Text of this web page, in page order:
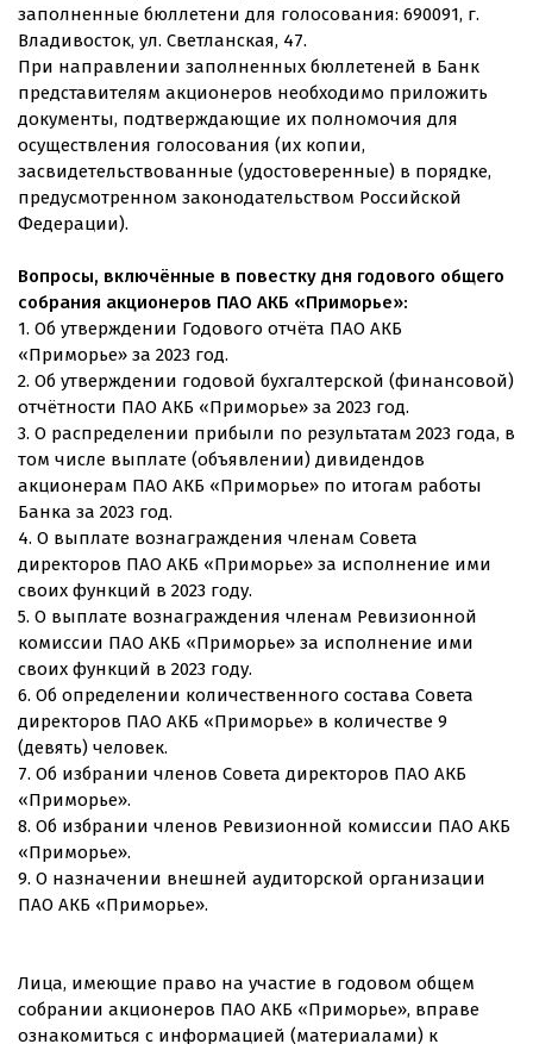
заполненные бюллетени для голосования: 690091, г.
Владивосток, ул. Светланская, 47.
При направлении заполненных бюллетеней в Банк
представителям акционеров необходимо приложить
документы, подтверждающие их полномочия для
осуществления голосования (их копии,
засвидетельствованные (удостоверенные) в порядке,
предусмотренном законодательством Российской
Федерации).
Вопросы, включённые в повестку дня годового общего
собрания акционеров ПАО АКБ «Приморье»:
1. Об утверждении Годового отчёта ПАО АКБ
«Приморье» за 2023 год.
2. Об утверждении годовой бухгалтерской (финансовой)
отчётности ПАО АКБ «Приморье» за 2023 год.
3. О распределении прибыли по результатам 2023 года, в
том числе выплате (объявлении) дивидендов
акционерам ПАО АКБ «Приморье» по итогам работы
Банка за 2023 год.
4. О выплате вознаграждения членам Совета
директоров ПАО АКБ «Приморье» за исполнение ими
своих функций в 2023 году.
5. О выплате вознаграждения членам Ревизионной
комиссии ПАО АКБ «Приморье» за исполнение ими
своих функций в 2023 году.
6. Об определении количественного состава Совета
директоров ПАО АКБ «Приморье» в количестве 9
(девять) человек.
7. Об избрании членов Совета директоров ПАО АКБ
«Приморье».
8. Об избрании членов Ревизионной комиссии ПАО АКБ
«Приморье».
9. О назначении внешней аудиторской организации
ПАО АКБ «Приморье».
Лица, имеющие право на участие в годовом общем
собрании акционеров ПАО АКБ «Приморье», вправе
ознакомиться с информацией (материалами) к